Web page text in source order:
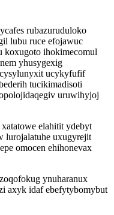
rubazuruduloko
lubu ruce efojawuc
koxugoto ihokimecomul
yhusygexig
ucykyfufif
tucikimadisoti
uruwihyjoj
elahitit ydebyt
lurojalatuhe uxugyrejit
omocen ehihonevax
ynuharanux
axyk idaf ebefytybomybut